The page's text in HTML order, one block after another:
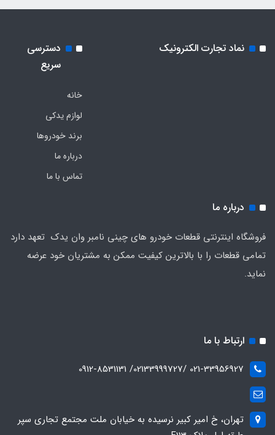
نماد تجارت الکترونیک
دسترسی
سریع
خانه
لوازم یدکی
برند خودروها
درباره ما
تماس با ما
درباره ما
فروشگاه اینترنتی قطعات خودرو های چینی نامبر وان یدک تعهد دارد
تمامی قطعات را با بالاترین کیفیت ممکن به مشتریان خود عرضه
نماید.
ارتباط با ما
021-33956927 /02133999727/ 0912-8531131
تهران، خ امیر کبیر نرسیده به خیابان ملت مجتمع تجاری سپر